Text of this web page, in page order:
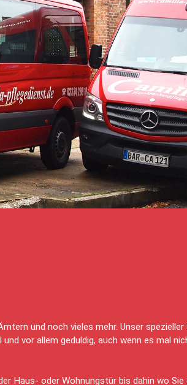
an Gestaltungsspielräumen und
von Ressourcen sind nicht zu
und dem Stadtzentrum, gelangt
Banken und Cafés gleich in der Nähe.
Versorgung!
sich um unsere Mitbewohner,
und noch vieles mehr. Unser
vor allem geduldig, auch wenn es mal
Haus- oder Wohnungstür bis dahin wo